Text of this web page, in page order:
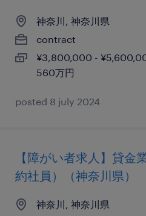
神奈川, 神奈川県
contract
¥3,800,000 -
560万円
posted 8 july 2024
【障がい者求人】貸金
約社員）（神奈川県）
神奈川, 神奈川県